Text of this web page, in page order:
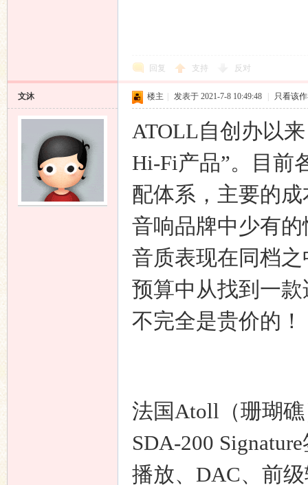
回复 支持 反对
文沐 楼主 发表于 2021-7-8 10:49:48 只看该
ATOLL自创办以
Hi-Fi产品”。目前
配体系，主要的
音响品牌中少有
音质表现在同档
预算中从找到一
不完全是贵价的！
法国Atoll（珊瑚
SDA-200
播放、DAC、前